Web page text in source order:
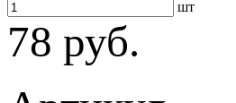
шт
78 руб.